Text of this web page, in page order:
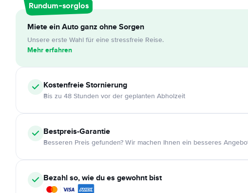
Rundum-sorglos
Miete ein Auto ganz ohne Sorgen
Unsere erste Wahl für eine stressfreie Reise.
Mehr erfahren
KostenfreieStornierung
Bis zu 48 Stunden vor der geplanten Abholzeit
Bestpreis-Garantie
Besseren Preis gefunden? Wir machen Ihnen ein besseres
Bezahl so, wie du es gewohnt bist